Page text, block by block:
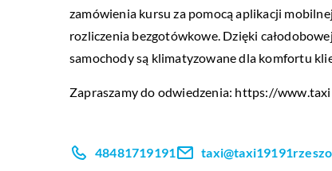
zamówienia kursu za pomocą aplikacji
rozliczenia bezgotówkowe. Dzięki
samochody są klimatyzowane dla komfortu
Zapraszamy do odwiedzenia: https://
48481719191